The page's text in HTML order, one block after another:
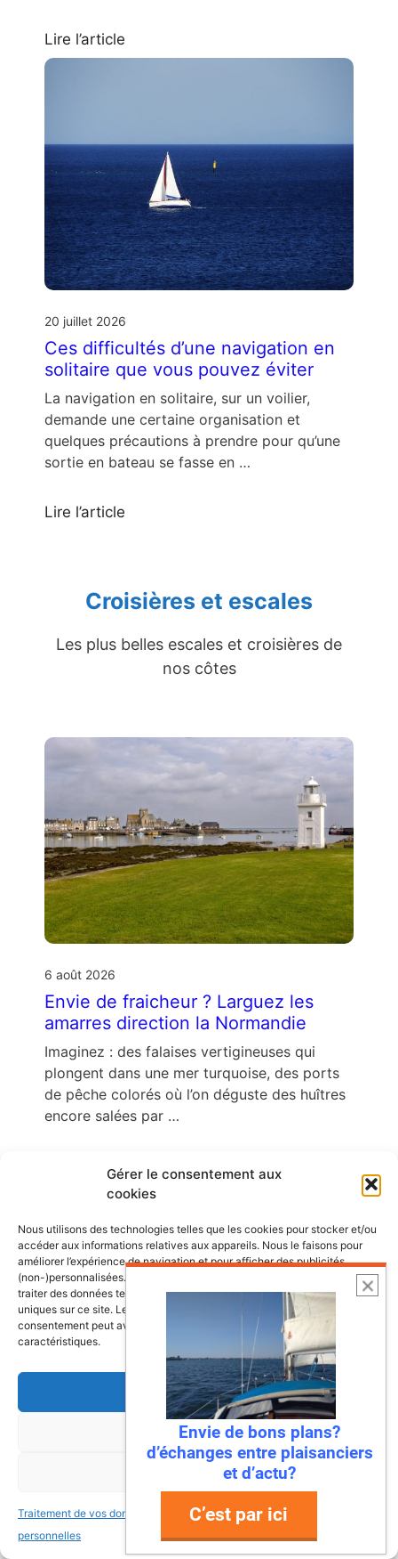
Gérer le consentement aux
cookies
Nous utilisons des technologies telles que les cookies pour stocker et/ou
accéder aux informations relatives aux appareils. Nous le faisons pour
améliorer l’expérience de navigation et pour afficher des publicités
(non-)personnalisées. Consentir à ces technologies nous autorisera à
traiter des données telles que le comportement de navigation ou les ID
uniques sur ce site. Le fait de ne pas consentir ou de retirer son
consentement peut avoir un effet négatif sur certaines fonctonnalités et
caractéristiques.
Accepter
Refuser
Voir les préférences
Traitement de vos données
personnelles
Traitement de vos données
personnelles
Lire l’article
20 juillet 2026
Ces difficultés d’une navigation en
solitaire que vous pouvez éviter
La navigation en solitaire, sur un voilier,
demande une certaine organisation et
quelques précautions à prendre pour qu’une
sortie en bateau se fasse en …
Lire l’article
Croisières et escales
Les plus belles escales et croisières de
nos côtes
6 août 2026
Envie de fraicheur ? Larguez les
amarres direction la Normandie
Imaginez : des falaises vertigineuses qui
plongent dans une mer turquoise, des ports
de pêche colorés où l’on déguste des huîtres
encore salées par …
Lire l’article
Mandelieu-La Napoule : la première
ville à dire « stop » aux déchets en
Ah, la Méditerranée… Ses eaux turquoise, ses
plages de rêve, et… ses déchets ? Eh bien,
Envie de bons plans?
d’échanges entre plaisanciers
et d’actu?
C’est par ici